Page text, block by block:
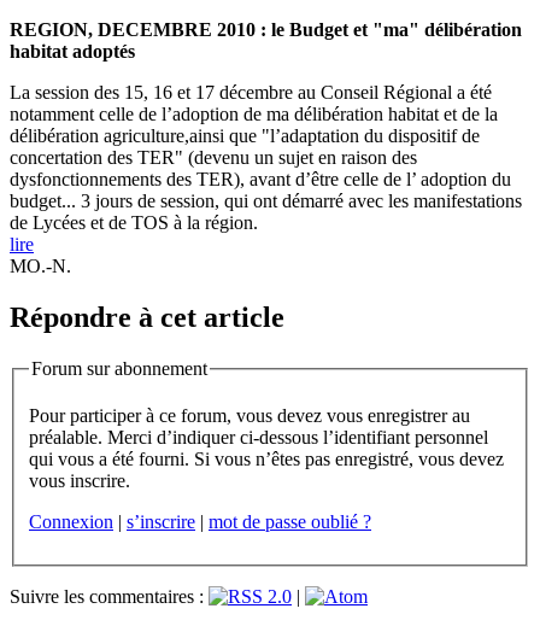
REGION, DECEMBRE 2010 : le Budget et "ma" délibération
habitat adoptés
La session des 15, 16 et 17 décembre au Conseil Régional a été
notamment celle de l’adoption de ma délibération habitat et de la
délibération agriculture,ainsi que "l’adaptation du dispositif de
concertation des TER" (devenu un sujet en raison des
dysfonctionnements des TER), avant d’être celle de l’ adoption du
budget... 3 jours de session, qui ont démarré avec les manifestations
de Lycées et de TOS à la région.
lire
MO.-N.
Répondre à cet article
Forum sur abonnement
Pour participer à ce forum, vous devez vous enregistrer au
préalable. Merci d’indiquer ci-dessous l’identifiant personnel
qui vous a été fourni. Si vous n’êtes pas enregistré, vous devez
vous inscrire.
Connexion | s’inscrire | mot de passe oublié ?
Suivre les commentaires :
|